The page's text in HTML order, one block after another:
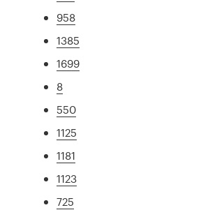
958
1385
1699
8
550
1125
1181
1123
725